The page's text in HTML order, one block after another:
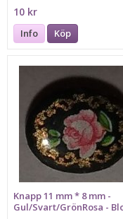
10 kr
Info Köp
Knapp 11 mm * 8 mm -
Gul/Svart/GrönRosa -